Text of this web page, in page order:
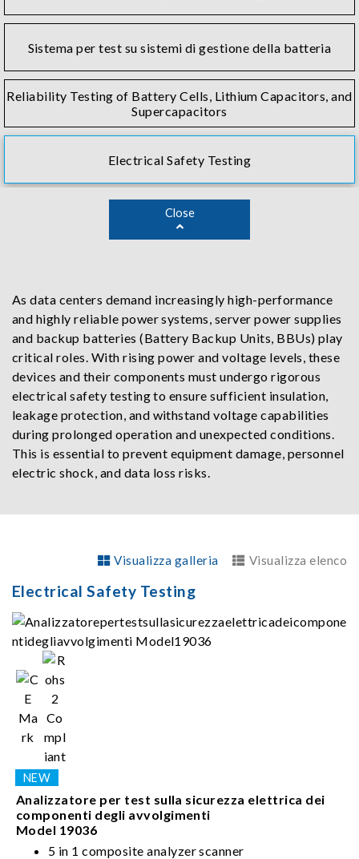
Sistema per test su sistemi di gestione della batteria
Reliability Testing of Battery Cells, Lithium Capacitors, and
Supercapacitors
Electrical Safety Testing
Close
As data centers demand increasingly high-performance
and highly reliable power systems, server power supplies
and backup batteries (Battery Backup Units, BBUs) play
critical roles. With rising power and voltage levels, these
devices and their components must undergo rigorous
electrical safety testing to ensure sufficient insulation,
leakage protection, and withstand voltage capabilities
during prolonged operation and unexpected conditions.
This is essential to prevent equipment damage, personnel
electric shock, and data loss risks.
Visualizza galleria Visualizza elenco
Electrical Safety Testing
Analizzatore per test sulla sicurezza elettrica dei
componenti degli avvolgimenti
Model 19036
5 in 1 composite analyzer scanner